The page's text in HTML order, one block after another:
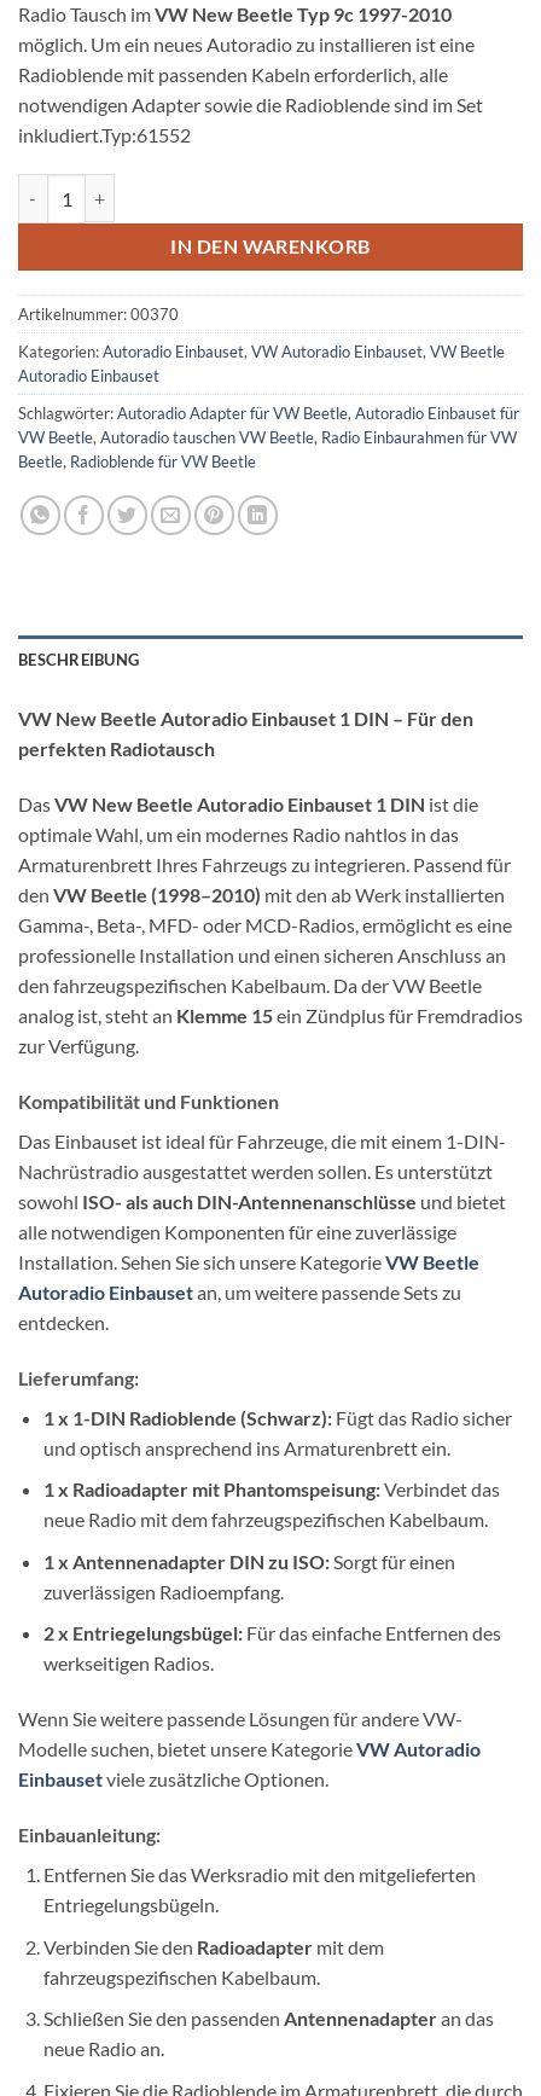
Radio Tausch imVW New Beetle Typ 9c 1997-2010
möglich. Um ein neues Autoradio zu installieren ist eine
Radioblende mit passenden Kabeln erforderlich, alle
notwendigen Adapter sowie die Radioblende sind im Set
inkludiert.Typ:61552
IN DEN WARENKORB
Artikelnummer:00370
Kategorien:Autoradio Einbauset,VW Autoradio Einbauset,VW Beetle
Autoradio Einbauset
Schlagwörter:Autoradio Adapter für VW Beetle,Autoradio Einbauset für
VW Beetle,Autoradio tauschen VW Beetle, Radio Einbaurahmen für VW
Beetle, Radioblende für VW Beetle
BESCHREIBUNG
VW New Beetle Autoradio Einbauset 1 DIN – Für den
perfekten Radiotausch
DasVW New Beetle Autoradio Einbauset 1 DIN ist die
optimale Wahl, um ein modernes Radio nahtlos in das
Armaturenbrett Ihres Fahrzeugs zu integrieren. Passend für
den VW Beetle (1998–2010) mit den ab Werk installierten
Gamma-, Beta-, MFD- oder MCD-Radios, ermöglicht es eine
professionelle Installation und einen sicheren Anschluss an
den fahrzeugspezifischen Kabelbaum. Da der VW Beetle
analog ist, steht an Klemme 15ein Zündplus für Fremdradios
zur Verfügung.
Kompatibilität und Funktionen
Das Einbauset ist ideal für Fahrzeuge, die mit einem 1-DIN-
Nachrüstradio ausgestattet werden sollen. Es unterstützt
sowohl ISO- als auch DIN-Antennenanschlüsse und bietet
alle notwendigen Komponenten für eine zuverlässige
Installation. Sehen Sie sich unsere KategorieVW Beetle
Autoradio Einbausetan, um weitere passende Sets zu
entdecken.
Lieferumfang:
1 x 1-DIN Radioblende (Schwarz):Fügt das Radio sicher
und optisch ansprechend ins Armaturenbrett ein.
1 x Radioadapter mit Phantomspeisung:Verbindet das
neue Radio mit dem fahrzeugspezifischen Kabelbaum.
1 x Antennenadapter DIN zu ISO:Sorgt für einen
zuverlässigen Radioempfang.
2 x Entriegelungsbügel:Für das einfache Entfernen des
werkseitigen Radios.
Wenn Sie weitere passende Lösungen für andere VW-
Modelle suchen, bietet unsere KategorieVW Autoradio
Einbausetviele zusätzliche Optionen.
Einbauanleitung:
Entfernen Sie das Werksradio mit den mitgelieferten
Entriegelungsbügeln.
Verbinden Sie den Radioadaptermit dem
fahrzeugspezifischen Kabelbaum.
Schließen Sie den passenden Antennenadapteran das
neue Radio an.
Fixieren Sie die Radioblende im Armaturenbrett, die durch